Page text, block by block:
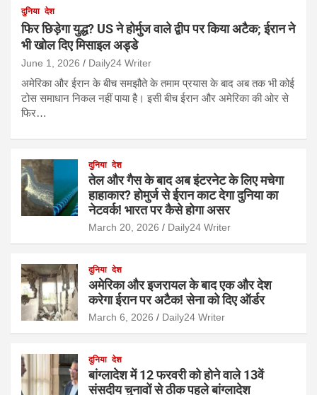
दुनिया देश
फिर छिड़ेगा युद्ध? US ने होर्मुज वाले द्वीप पर किया अटैक; ईरान ने
भी खोल दिए मिसाइल अड्डे
June 1, 2026 Daily24 Writer
अमेरिका और ईरान के बीच समझौते के तमाम प्रयास के बाद अब तक भी कोई
टोस समाधान निकल नहीं पाया है। इसी बीच ईरान और अमेरिका की ओर से
फिर…
दुनिया देश
तेल और गैस के बाद अब इंटरनेट के लिए मचेगा
हाहाकार? होमुर्ज से ईरान काट देगा दुनिया का
नेटवर्क! भारत पर कैसे होगा असर
March 20, 2026 Daily24 Writer
दुनिया देश
अमेरिका और इजरायल के बाद एक और देश
करेगा ईरान पर अटैक! सेना को दिए ऑर्डर
March 6, 2026 Daily24 Writer
दुनिया देश
बांग्लादेश में 12 फरवरी को होने वाले 13वें
संसदीय चुनावों से ठीक पहले बांग्लादेश